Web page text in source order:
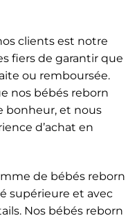
clients est notre
fiers de garantir que
ou remboursée.
nos bébés reborn
bonheur, et nous
d’achat en
de bébés reborn
supérieure et avec
Nos bébés reborn